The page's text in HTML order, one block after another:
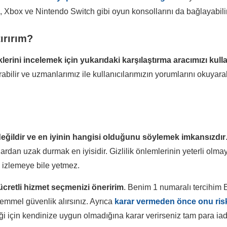
Xbox ve Nintendo Switch gibi oyun konsollarını da
incelemek için yukarıdaki karşılaştırma aracımızı
ve uzmanlarımız ile kullanıcılarımızın yorumlarını
ve en iyinin hangisi olduğunu söylemek imkansızdır
uzak durmak en iyisidir. Gizlilik önlemlerinin yeterli
izlemeye bile yetmez.
hizmet seçmenizi öneririm. Benim 1 numaralı tercihim
güvenlik alırsınız. Ayrıca karar vermeden önce onu
için kendinize uygun olmadığına karar verirseniz tam para